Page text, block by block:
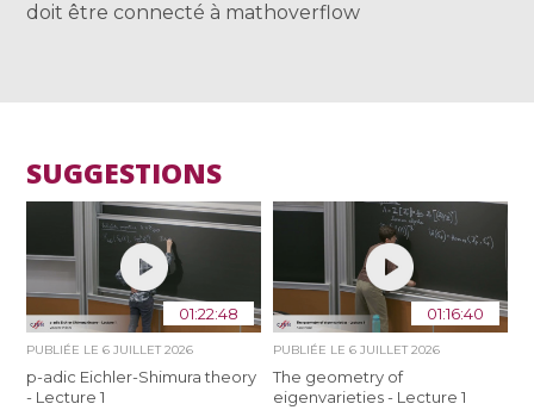
doit être connecté à mathoverflow
SUGGESTIONS
01:22:48
PUBLIÉE LE6 JUILLET 2026
p-adic Eichler-Shimura theory
- Lecture 1
01:16:40
PUBLIÉE LE 6 JUILLET 2026
The geometry of
eigenvarieties - Lecture 1